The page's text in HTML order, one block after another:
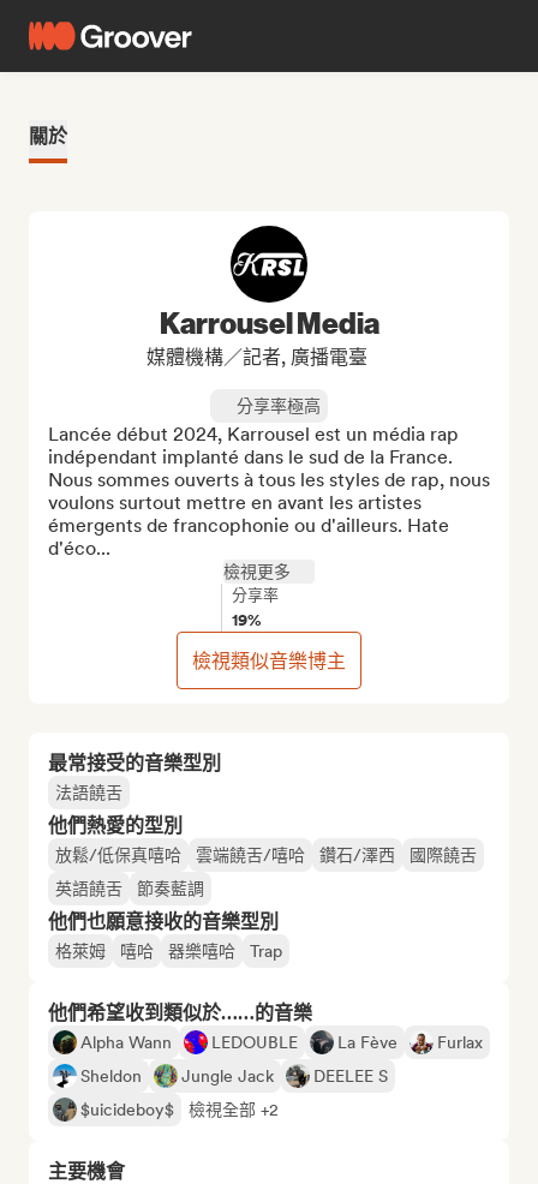
關於
最常接受的音樂型別
法語饒舌
他們熱愛的型別
放鬆/低保真嘻哈 雲端饒舌/嘻哈 鑽石/澤西
國際饒舌
英語饒舌
節奏藍調
他們也願意接收的音樂型別
格萊姆 嘻哈 器樂嘻哈 Trap
他們希望收到類似於……的音樂
Alpha Wann LEDOUBLE La Fève
Furlax
Sheldon
Jungle Jack
DEELEE S
$uicideboy$
檢視全部 +2
主要機會
Karrousel Media
媒體機構／記者, 廣播電臺
分享率極高
Lancée début 2024, Karrousel est un média rap
indépendant implanté dans le sud de la France.
Nous sommes ouverts à tous les styles de rap, nous
voulons surtout mettre en avant les artistes
émergents de francophonie ou d'ailleurs. Hate
d'éco...
檢視更多
分享率
19%
檢視類似音樂博主